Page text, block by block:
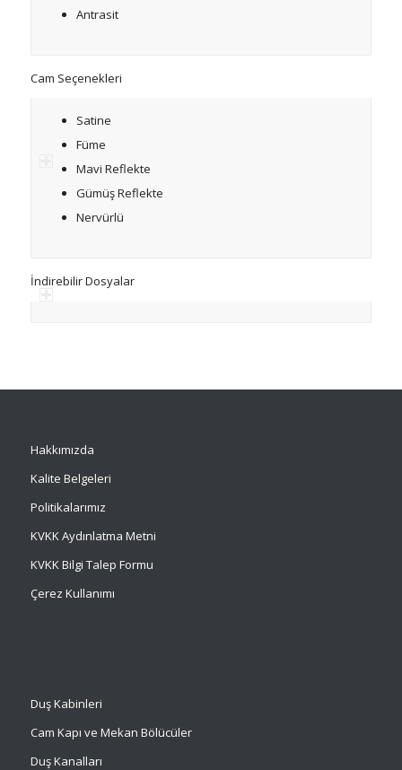
Antrasit
Cam Seçenekleri
Satine
Füme
Mavi Reflekte
Gümüş Reflekte
Nervürlü
İndirebilir Dosyalar
Hakkımızda
Kalite Belgeleri
Politikalarımız
KVKK Aydınlatma Metni
KVKK Bilgi Talep Formu
Çerez Kullanımı
Duş Kabinleri
Cam Kapı ve Mekan Bölücüler
Duş Kanalları